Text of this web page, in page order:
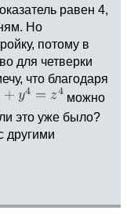
равен 4,
Но
потому в
для четверки
что благодаря
можно
это уже было?
другими